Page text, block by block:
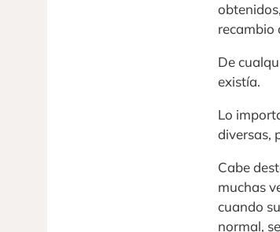
recambio
De
existía.
Lo
diversas,
Cabe
muchas
cuando
normal,